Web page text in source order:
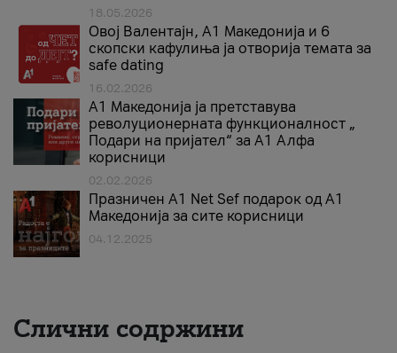
18.05.2026
Овој Валентајн, A1 Македонија и 6
скопски кафулиња ја отворија темата за
safe dating
16.02.2026
А1 Македонија ја претставува
револуционерната функционалност „
Подари на пријател“ за А1 Алфа
корисници
02.02.2026
Празничен A1 Net Sеf подарок од А1
Македонија за сите корисници
04.12.2025
Слични содржини